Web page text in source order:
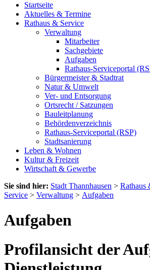
Startseite
Aktuelles & Termine
Rathaus & Service
Verwaltung
Mitarbeiter
Sachgebiete
Aufgaben
Rathaus-Serviceportal
Bürgermeister & Stadtrat
Natur & Umwelt
Ver- und Entsorgung
Ortsrecht / Satzungen
Bauleitplanung
Behördenverzeichnis
Rathaus-Serviceportal (RSP)
Stadtsanierung
Leben & Wohnen
Kultur & Freizeit
Wirtschaft & Gewerbe
Sie sind hier: Stadt Thannhausen > Rathaus
Service > Verwaltung > Aufgaben
Aufgaben
Profilansicht der